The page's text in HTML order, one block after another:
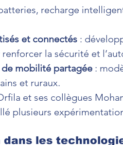
recharge
et connectés :
la sécurité et
mobilité partagée :
et ruraux.
et ses collègues
plusieurs
dans les